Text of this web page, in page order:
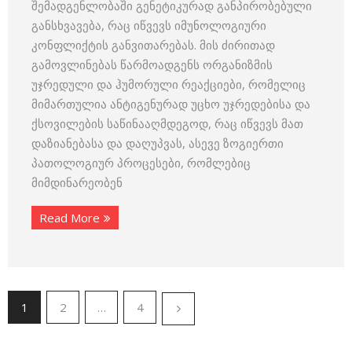
შემადგენლობაში გენეტიკურად განპირობებული
განსხვავება, რაც იწვევს იმუნოლოგიური
კონფლიქტის განვითარებას. მის ძირითად
გამოვლინებას წარმოადგენს ორგანიზმის
უჯრედული და ჰუმორული რეაქციები, რომელიც
მიმართულია ანტიგენურად უცხო უჯრედებისა და
ქსოვილების საწინააღმდეგოდ, რაც იწვევს მათ
დაზიანებასა და დაღუპვას, ასევე ზოგიერთი
პათოლოგიურ პროცესები, რომლებიც
მიმდინარეობენ
Read More
1 2 … 4